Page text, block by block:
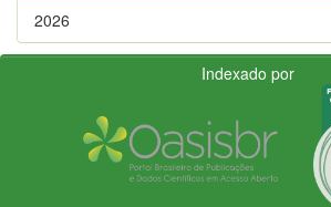
2026
Indexado por